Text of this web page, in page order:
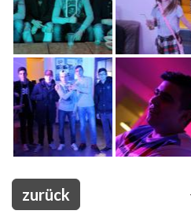
zurück